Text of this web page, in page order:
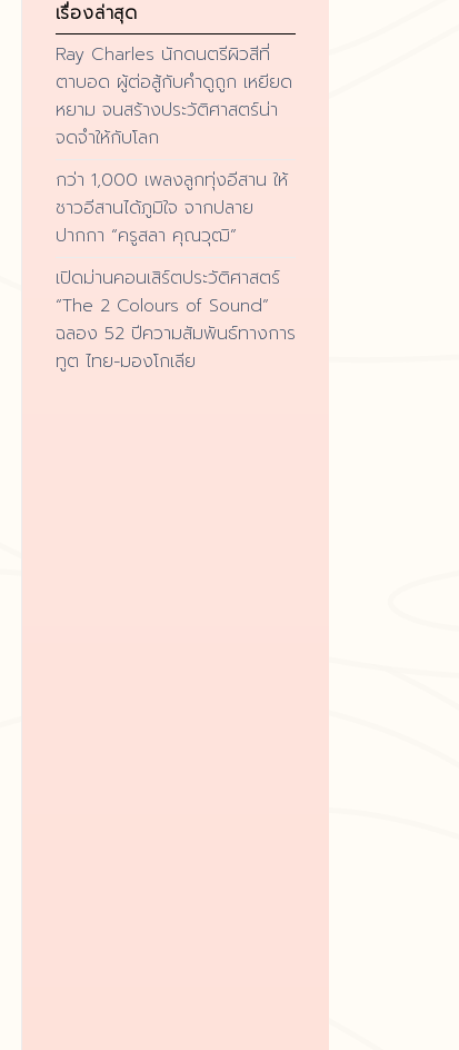
เรื่องล่าสุด
Ray Charles นักดนตรีผิวสีที่
ตาบอด ผู้ต่อสู้กับคำดูถูก เหยียด
หยาม จนสร้างประวัติศาสตร์น่า
จดจำให้กับโลก
กว่า 1,000 เพลงลูกทุ่งอีสาน ให้
ชาวอีสานได้ภูมิใจ จากปลาย
ปากกา “ครูสลา คุณวุฒิ”
เปิดม่านคอนเสิร์ตประวัติศาสตร์
“The 2 Colours of Sound”
ฉลอง 52 ปีความสัมพันธ์ทางการ
ทูต ไทย-มองโกเลีย